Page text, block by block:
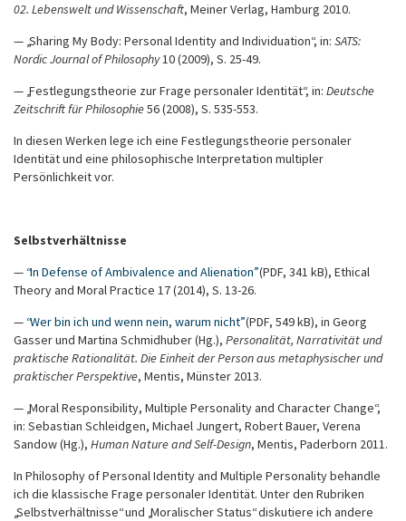
02. Lebenswelt und Wissenschaft, Meiner Verlag, Hamburg 2010.
— „Sharing My Body: Personal Identity and Individuation“, in: SATS:
Nordic Journal of Philosophy10 (2009), S. 25-49.
— „Festlegungstheorie zur Frage personaler Identität“, in: Deutsche
Zeitschrift für Philosophie56 (2008), S. 535-553.
In diesen Werken lege ich eine Festlegungstheorie personaler
Identität und eine philosophische Interpretation multipler
Persönlichkeit vor.
Selbstverhältnisse
— “In Defense of Ambivalence and Alienation”(PDF, 341 kB), Ethical
Theory and Moral Practice 17 (2014), S. 13-26.
— “Wer bin ich und wenn nein, warum nicht”(PDF, 549 kB), in Georg
Gasser und Martina Schmidhuber (Hg.), Personalität, Narrativität und
praktische Rationalität. Die Einheit der Person aus metaphysischer und
praktischer Perspektive, Mentis, Münster 2013.
— „Moral Responsibility, Multiple Personality and Character Change“,
in: Sebastian Schleidgen, Michael Jungert, Robert Bauer, Verena
Sandow (Hg.), Human Nature and Self-Design, Mentis, Paderborn 2011.
In Philosophy of Personal Identity and Multiple Personality behandle
ich die klassische Frage personaler Identität. Unter den Rubriken
„Selbstverhältnisse“ und „Moralischer Status“ diskutiere ich andere